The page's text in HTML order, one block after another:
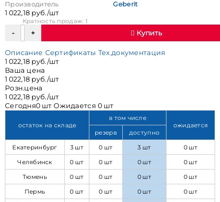
Производитель
Geberit
1 022,18 руб./шт
Кратность продаж: 1
Купить
Описание Сертификаты Тех.документация
1 022,18 руб./шт
Ваша цена
1 022,18 руб./шт
Розн.цена
1 022,18 руб./шт
Сегодня0 шт Ожидается 0 шт
остаток на складе
в том числе
ожидается
резерв
доступно
Екатеринбург
3 шт 0 шт 3 шт
0 шт
Челябинск
0 шт 0 шт 0 шт
0 шт
Тюмень
0 шт 0 шт 0 шт
0 шт
Пермь
0 шт 0 шт 0 шт
0 шт